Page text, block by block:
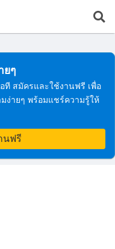
ยๆ
สมัครและใช้งานฟรี เพื่อ
ง่ายๆ พร้อมแชร์ความรู้ให้
นฟรี